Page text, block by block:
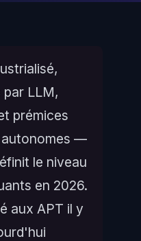
LLM,
prémices
—
le niveau
en 2026.
aux APT il y